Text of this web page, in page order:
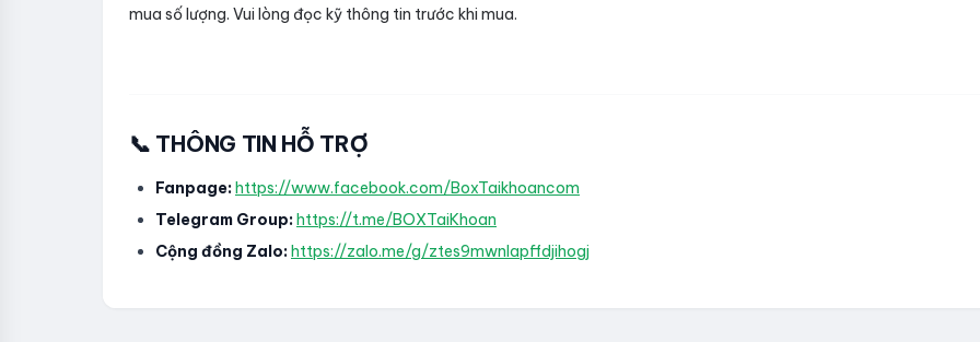
mua số lượng. Vui lòng đọc kỹ thông tin trước khi mua.
📞 THÔNG TIN HỖ TRỢ
Fanpage:https://www.facebook.com/BoxTaikhoancom
Telegram Group:https://t.me/BOXTaiKhoan
Cộng đồng Zalo:https://zalo.me/g/ztes9mwnlapffdjihogj